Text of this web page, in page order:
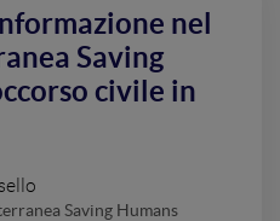
nel
Saving
civile in
Saving Humans